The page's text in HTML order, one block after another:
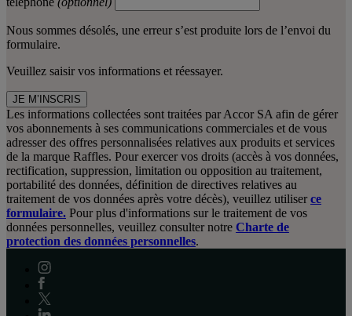
Nous sommes désolés, une erreur s’est produite lors de l’envoi du
formulaire.
Veuillez saisir vos informations et réessayer.
JE M’INSCRIS
Les informations collectées sont traitées par Accor SA afin de gérer
vos abonnements à ses communications commerciales et de vous
adresser des offres personnalisées relatives aux produits et services
de la marque Raffles. Pour exercer vos droits (accès à vos données,
rectification, suppression, limitation ou opposition au traitement,
portabilité des données, définition de directives relatives au
traitement de vos données après votre décès), veuillez utiliser ce
formulaire. Pour plus d'informations sur le traitement de vos
données personnelles, veuillez consulter notre Charte de
protection des données personnelles.